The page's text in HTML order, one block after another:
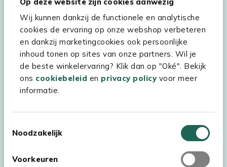
Wij kunnen dankzij de functionele en analytische
cookies de ervaring op onze webshop verbeteren
en dankzij marketingcookies ook persoonlijke
inhoud tonen op sites van onze partners. Wil je
de beste winkelervaring? Klik dan op "Oké". Bekijk
ons cookiebeleid en privacy policyvoor meer
informatie.
Noodzakelijk
Voorkeuren
Assortiment
Kees Smit Tuinmeubelen
Experience Stores XXL